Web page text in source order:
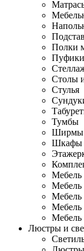
Полки
Пуфики
Столы
Стулья
Тумбы
Ширмы
Шкафы
Мебель
Мебель
Мебель
Мебель
Мебель
Люстры и